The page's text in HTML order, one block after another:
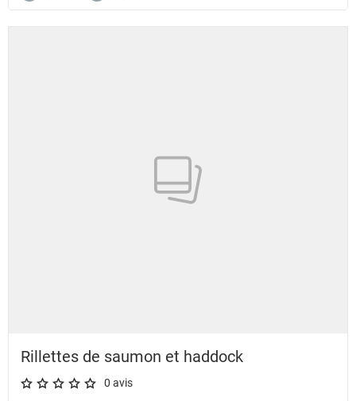
Rillettes de saumon et haddock
A star rating of 0 out of 5.
0 avis